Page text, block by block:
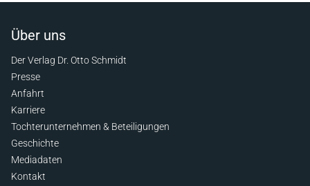
Über uns
Der Verlag Dr. Otto Schmidt
Presse
Anfahrt
Karriere
Tochterunternehmen & Beteiligungen
Geschichte
Mediadaten
Kontakt